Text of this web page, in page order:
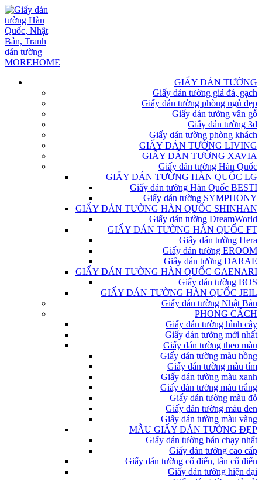
GIẤY DÁN TƯỜNG
Giấy dán tường giả đá, gạch
Giấy dán tường phòng ngủ đẹp
Giấy dán tường vân gỗ
Giấy dán tường 3d
Giấy dán tường phòng khách
GIẤY DÁN TƯỜNG LIVING
GIẤY DÁN TƯỜNG XAVIA
Giấy dán tường Hàn Quốc
GIẤY DÁN TƯỜNG HÀN QUỐC LG
Giấy dán tường Hàn Quốc BESTI
Giấy dán tường SYMPHONY
GIẤY DÁN TƯỜNG HÀN QUỐC SHINHAN
Giấy dán tường DreamWorld
GIẤY DÁN TƯỜNG HÀN QUỐC FT
Giấy dán tường Hera
Giấy dán tường EROOM
Giấy dán tường DARAE
GIẤY DÁN TƯỜNG HÀN QUỐC GAENARI
Giấy dán tường BOS
GIẤY DÁN TƯỜNG HÀN QUỐC JEIL
Giấy dán tường Nhật Bản
PHONG CÁCH
Giấy dán tường hình cây
Giấy dán tường mới nhất
Giấy dán tường theo màu
Giấy dán tường màu hồng
Giấy dán tường màu tím
Giấy dán tường màu xanh
Giấy dán tường màu trắng
Giấy dán tường màu đỏ
Giấy dán tường màu đen
Giấy dán tường màu vàng
MẪU GIẤY DÁN TƯỜNG ĐẸP
Giấy dán tường bán chạy nhất
Giấy dán tường cao cấp
Giấy dán tường cổ điển, tân cổ điển
Giấy dán tường hiện đại